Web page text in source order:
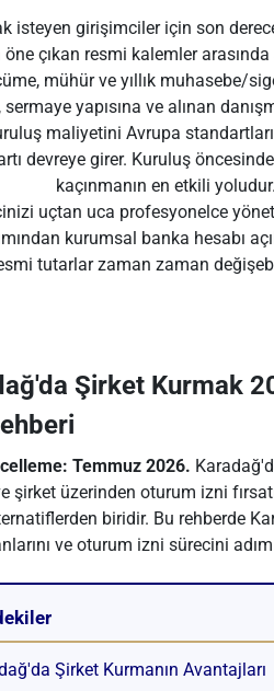
girişimciler için son
çıkan resmi kalemler
mühür ve yıllık muhasebe/
yapısına ve alınan
maliyetini Avrupa
devreye girer. Kuruluş
kaçınmanın en etkili yoludur.
uçtan uca profesyonelce
kurumsal banka hesabı
tutarlar zaman zaman
Şirket Kurmak
Temmuz 2026.
şirket üzerinden oturum izni
biridir. Bu rehberde
ve oturum izni sürecini
Şirket Kurmanın Avantajları